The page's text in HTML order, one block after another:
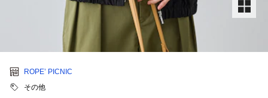
ROPE’ PICNIC
その他